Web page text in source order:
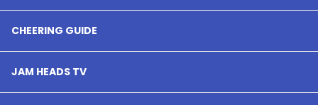
CHEERING GUIDE
JAM HEADS TV